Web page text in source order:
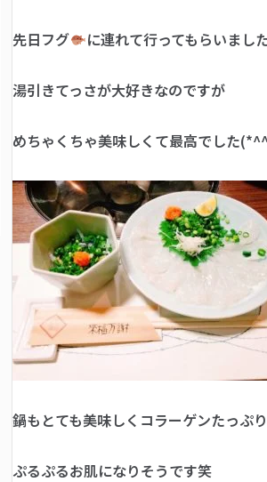
先日フグ に連れて行ってもらいまし
湯引きてっさが大好きなのですが
めちゃくちゃ美味しくて最高でした
鍋もとても美味しくコラーゲンたっぷ
ぷるぷるお肌になりそうです笑